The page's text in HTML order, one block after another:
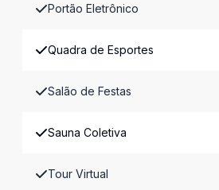
Portão Eletrônico
Quadra de Esportes
Salão de Festas
Sauna Coletiva
Tour Virtual